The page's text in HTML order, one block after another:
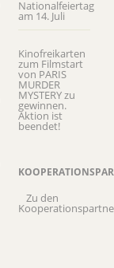
Nationalfeiertag
am 14. Juli
Kinofreikarten
zum Filmstart
von PARIS
MURDER
MYSTERY zu
gewinnen.
Aktion ist
beendet!
Zu den